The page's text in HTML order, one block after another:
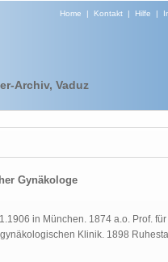
Home | Kontakt| Hilfe |
Archiv, Vaduz
Gynäkologe
in München. 1874 a.o. Prof.
Klinik. 1898